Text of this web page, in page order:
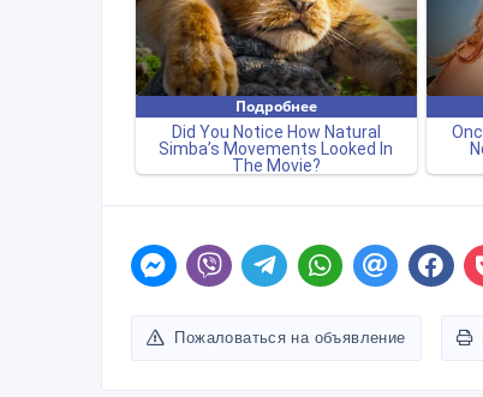
Пожаловаться на объявление